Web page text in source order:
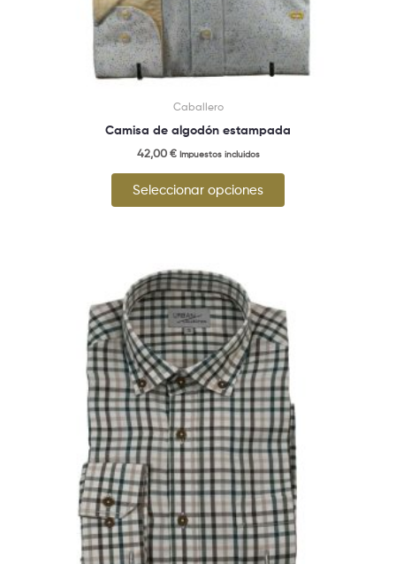
Caballero
Camisa de algodón estampada
42,00 € Impuestos incluidos
Seleccionar opciones
de
producto
múltiples
variantes.
Las
opciones
se
pueden
elegir
en
la
página
de
producto